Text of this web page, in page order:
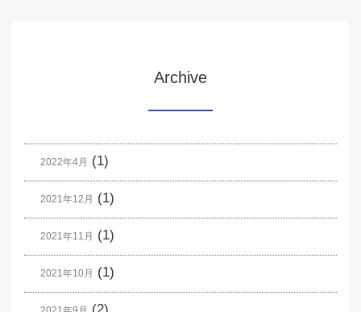
Archive
2022年4月 (1)
2021年12月 (1)
2021年11月 (1)
2021年10月 (1)